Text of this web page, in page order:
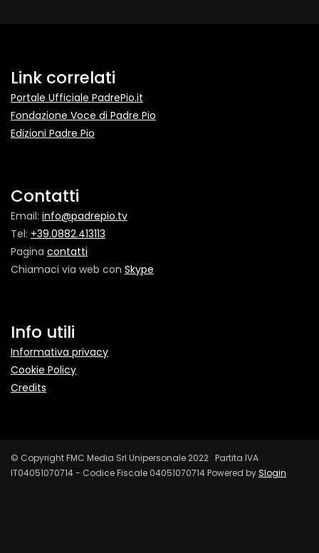
Link correlati
Portale Ufficiale PadrePio.it
Fondazione Voce di Padre Pio
Edizioni Padre Pio
Contatti
Email: info@padrepio.tv
Tel: +39.0882.413113
Pagina contatti
Chiamaci via web con Skype
Info utili
Informativa privacy
Cookie Policy
Credits
© Copyright FMC Media Srl Unipersonale 2022 Partita IVA
IT04051070714 - Codice Fiscale 04051070714 Powered bySlogin